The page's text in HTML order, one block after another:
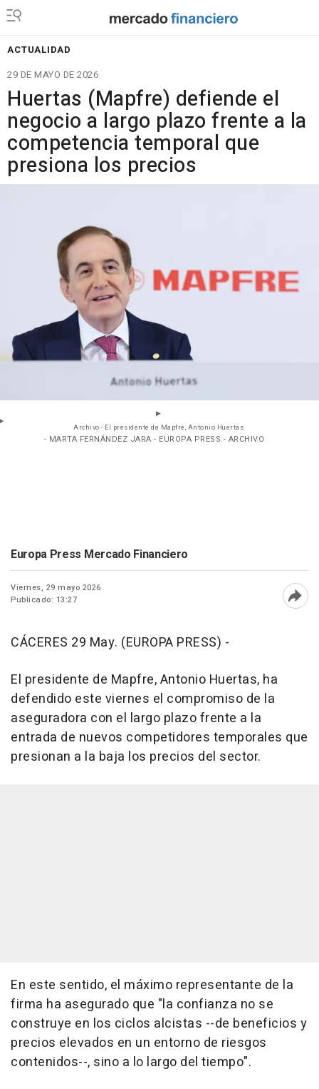
ACTUALIDAD
29 DE MAYO DE 2026
Huertas (Mapfre) defiende el
negocio a largo plazo frente a la
competencia temporal que
presiona los precios
Archivo - El presidente de Mapfre, Antonio Huertas.
- MARTA FERNÁNDEZ JARA - EUROPA PRESS - ARCHIVO
Europa Press Mercado Financiero
Viernes, 29 mayo 2026
Publicado: 13:27
CÁCERES 29 May. (EUROPA PRESS) -
El presidente de Mapfre, Antonio Huertas, ha
defendido este viernes el compromiso de la
aseguradora con el largo plazo frente a la
entrada de nuevos competidores temporales que
presionan a la baja los precios del sector.
En este sentido, el máximo representante de la
firma ha asegurado que "la confianza no se
construye en los ciclos alcistas --de beneficios y
precios elevados en un entorno de riesgos
contenidos--, sino a lo largo del tiempo".